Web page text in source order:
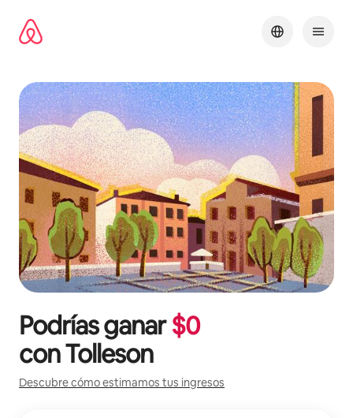
contenido
Podrías ganar$0
conTolleson
Descubre cómo estimamos tus ingresos